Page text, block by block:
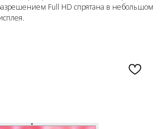
Full HD спрятана в небольшом